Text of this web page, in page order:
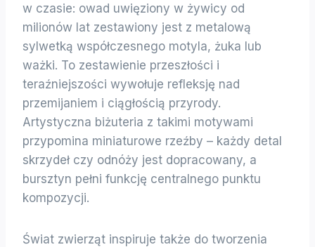
w czasie: owad uwięziony w żywicy od
milionów lat zestawiony jest z metalową
sylwetką współczesnego motyla, żuka lub
ważki. To zestawienie przeszłości i
teraźniejszości wywołuje refleksję nad
przemijaniem i ciągłością przyrody.
Artystyczna biżuteria z takimi motywami
przypomina miniaturowe rzeźby – każdy detal
skrzydeł czy odnóży jest dopracowany, a
bursztyn pełni funkcję centralnego punktu
kompozycji.
Świat zwierząt inspiruje także do tworzenia